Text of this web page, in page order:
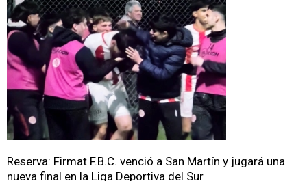
Reserva: Firmat F.B.C. venció a San Martín y jugará una
nueva final en la Liga Deportiva del Sur